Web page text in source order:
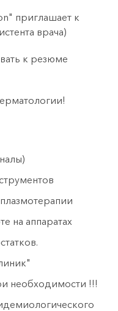
приглашает к
врача)
к резюме
на аппаратах
необходимости !!!